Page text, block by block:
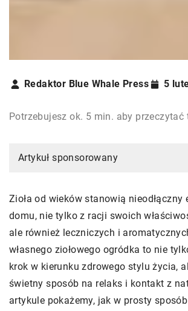
Redaktor Blue Whale Press 5
Potrzebujesz ok. 5 min. aby przeczytać
Artykuł sponsorowany
Zioła od wieków stanowią nieodłączny
domu, nie tylko z racji swoich
ale również leczniczych i
własnego ziołowego ogródka to nie
krok w kierunku zdrowego stylu życia,
świetny sposób na relaks i kontakt z
artykule pokażemy, jak w prosty